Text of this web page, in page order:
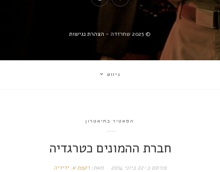
© 2025 שחרזדה - הצהרת נגישות
ניווט
הסאטיר בתיאטרון
חברת ההמונים כטרגדיה
פורסם ב-22 ביוני 2014 מאת:רקפת א. ידידיה